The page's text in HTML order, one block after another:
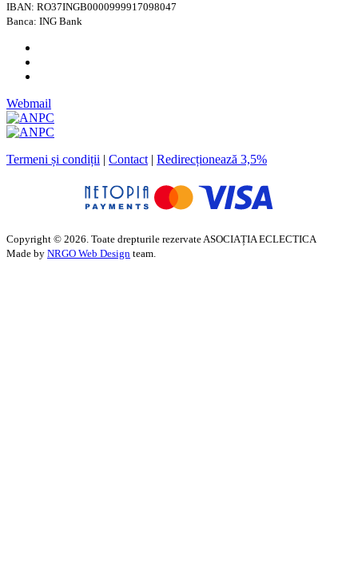
IBAN: RO37INGB0000999917098047
Banca: ING Bank
Webmail
Termeni și condiții | Contact | Redirecționează 3,5%
Copyright © 2026. Toate drepturile rezervate ASOCIAȚIA ECLECTICA
Made by NRGO Web Design team.